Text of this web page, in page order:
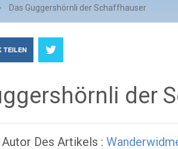
Das Guggershörnli der Schaffhauser
TEILEN
der
Autor Des Artikels :